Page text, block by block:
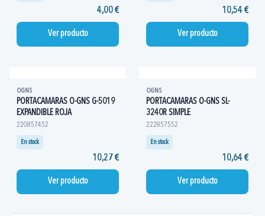
4,00 €
Ver producto
10,54 €
Ver producto
OGNS
PORTACAMARAS O-GNS G-5019
EXPANDIBLE ROJA
220857452
En stock
10,27 €
Ver producto
OGNS
PORTACAMARAS O-GNS SL-
3240R SIMPLE
222857552
En stock
10,64 €
Ver producto